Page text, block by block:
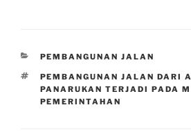
CATEGORIES
PEMBANGUNAN JALAN
TAGS
PEMBANGUNAN JALAN DARI
PANARUKAN TERJADI PADA
PEMERINTAHAN